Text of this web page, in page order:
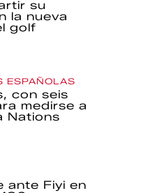
su
la nueva
golf
ESPAÑOLAS
con seis
medirse a
Nations
ante Fiyi en